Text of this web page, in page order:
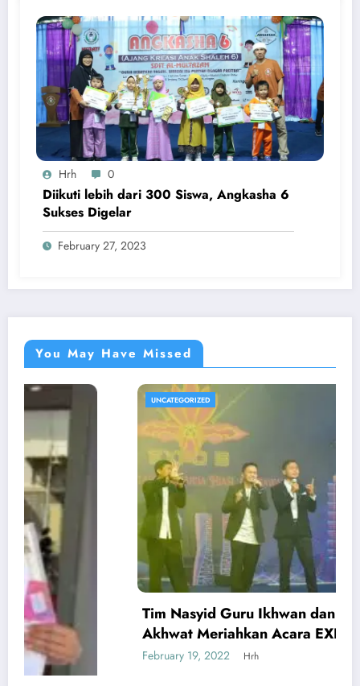
Hrh 0
Diikuti lebih dari 300 Siswa, Angkasha 6
Sukses Digelar
February 27, 2023
You May Have Missed
Tim Nasyid Guru Ikhwan dan Qasidah Guru
Akhwat Meriahkan Acara EXPO 5 Al-
Multazam
February 19, 2022 Hrh